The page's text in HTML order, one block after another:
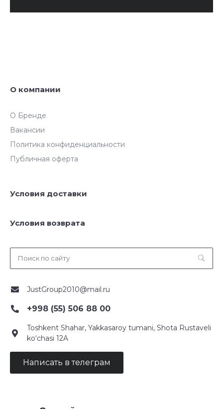
О компании
О Бренде
Вакансии
Политика конфиденциальности
Публичная оферта
Условия доставки
Условия возврата
JustGroup2010@mail.ru
+998 (55) 506 88 00
Toshkent Shahar, Yakkasaroy tumani, Shota Rustaveli
ko‘chasi 12A
Написать в телеграм